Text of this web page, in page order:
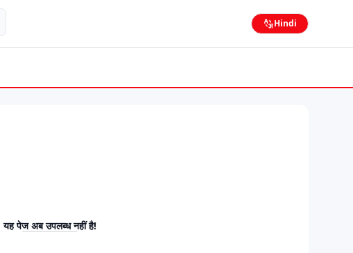
Hindi
यह पेज अब उपलब्ध नहीं है!